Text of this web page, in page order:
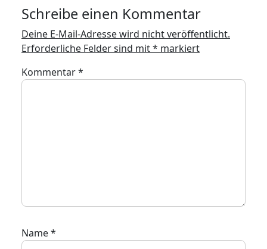
Schreibe einen Kommentar
Deine E-Mail-Adresse wird nicht veröffentlicht.
Erforderliche Felder sind mit* markiert
Kommentar*
Name*